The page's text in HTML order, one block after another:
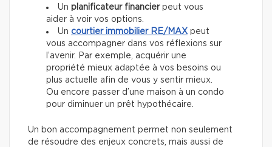
Un planificateur financierpeut vous
aider à voir vos options.
Un courtier immobilier RE/MAX peut
vous accompagner dans vos réflexions sur
l’avenir. Par exemple, acquérir une
propriété mieux adaptée à vos besoins ou
plus actuelle afin de vous y sentir mieux.
Ou encore passer d’une maison à un condo
pour diminuer un prêt hypothécaire.
Un bon accompagnement permet non seulement
de résoudre des enjeux concrets, mais aussi de